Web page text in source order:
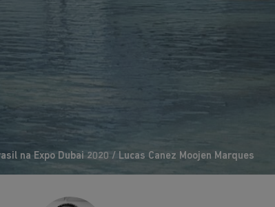
na Expo Dubai 2020 / Lucas Canez Moojen Marques
Elizabeth de Portzamparc
Carioca radicada há 50 anos na
França, com obras por todo o
mundo.